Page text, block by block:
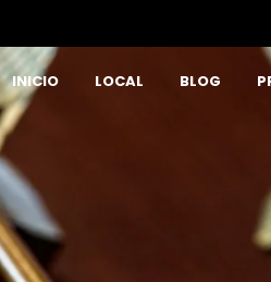
INICIO LOCAL BLOG